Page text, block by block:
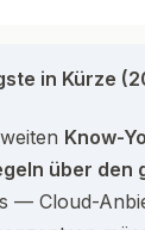
in Kürze
Know-
über den
— Cloud-